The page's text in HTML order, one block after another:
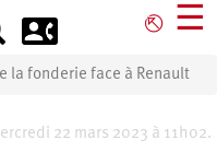
⎋ ☰
la fonderie face à Renault
22 mars 2023 à 11h02.